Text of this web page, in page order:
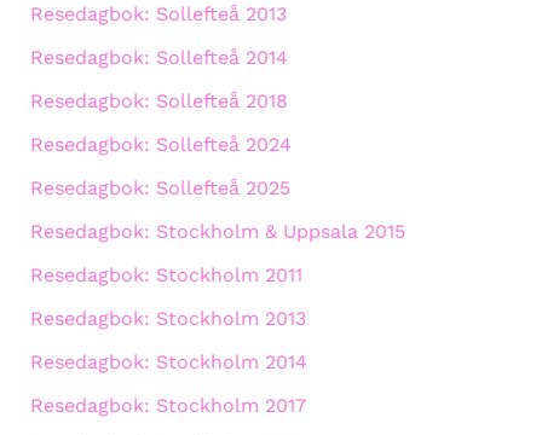
Resedagbok: Sollefteå 2013
Resedagbok: Sollefteå 2014
Resedagbok: Sollefteå 2018
Resedagbok: Sollefteå 2024
Resedagbok: Sollefteå 2025
Resedagbok: Stockholm & Uppsala 2015
Resedagbok: Stockholm 2011
Resedagbok: Stockholm 2013
Resedagbok: Stockholm 2014
Resedagbok: Stockholm 2017